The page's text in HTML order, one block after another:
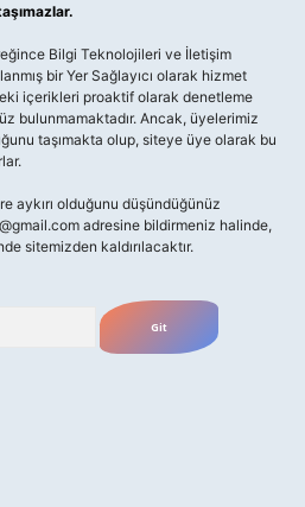
Bilgi Teknolojileri ve İletişim
bir Yer Sağlayıcı olarak hizmet
içerikleri proaktif olarak denetleme
bulunmamaktadır. Ancak, üyelerimiz
taşımakta olup, siteye üye olarak bu
aykırı olduğunu düşündüğünüz
adresine bildirmeniz halinde,
sitemizden kaldırılacaktır.